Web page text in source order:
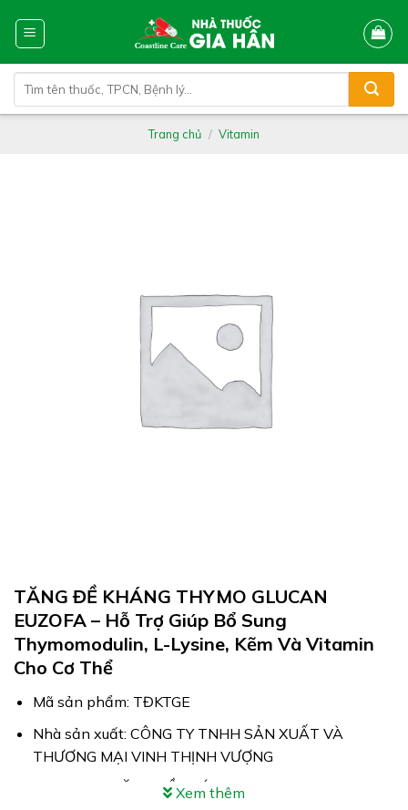
kiếm:
Trang chủ / Vitamin
TĂNG ĐỀ KHÁNG THYMO GLUCAN
EUZOFA – Hỗ Trợ Giúp Bổ Sung
Thymomodulin, L-Lysine, Kẽm Và Vitamin
Cho Cơ Thể
Mã sản phẩm: TĐKTGE
Nhà sản xuất: CÔNG TY TNHH SẢN XUẤT VÀ
THƯƠNG MẠI VINH THỊNH VƯỢNG
Công dụng: TĂNG ĐỀ KHÁNG THYMO GLUCAN
Xem thêm